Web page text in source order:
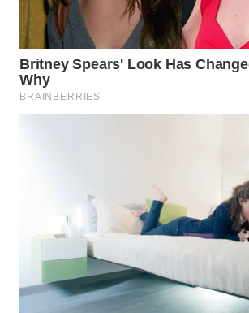
WAHANA
HEALTH
WAHANA
Network
KONSUMEN
LISTRIK